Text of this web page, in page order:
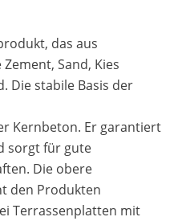
das aus
Sand, Kies
Die stabile Basis der
Kernbeton. Er garantiert
sorgt für gute
Die obere
den Produkten
Terrassenplatten mit